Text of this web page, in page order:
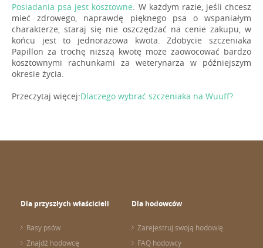
Posiadania psa jest kosztowne . W każdym razie, jeśli chcesz
mieć zdrowego, naprawdę pięknego psa o wspaniałym
charakterze, staraj się nie oszczędzać na cenie zakupu, w
końcu jest to jednorazowa kwota. Zdobycie szczeniaka
Papillon za trochę niższą kwotę może zaowocować bardzo
kosztownymi rachunkami za weterynarza w późniejszym
okresie życia.
Przeczytaj więcej:Dlaczego wybrać szczeniaka na Wuuff?
Dla przyszłych właścicieli
Rasy psów
Znajdź hodowcę
Dla hodowców
Zarejestruj swoją hodowlę
FAQ hodowcy